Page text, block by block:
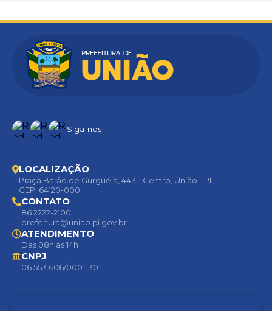
Siga-nos
LOCALIZAÇÃO
Praça Barão de Gurguéia, 443 - Centro, União - PI
CEP: 64120-000
CONTATO
86 2222-2100
prefeitura@uniao.pi.gov.br
ATENDIMENTO
Das 08h às 14h
CNPJ
06.553.606/0001-30